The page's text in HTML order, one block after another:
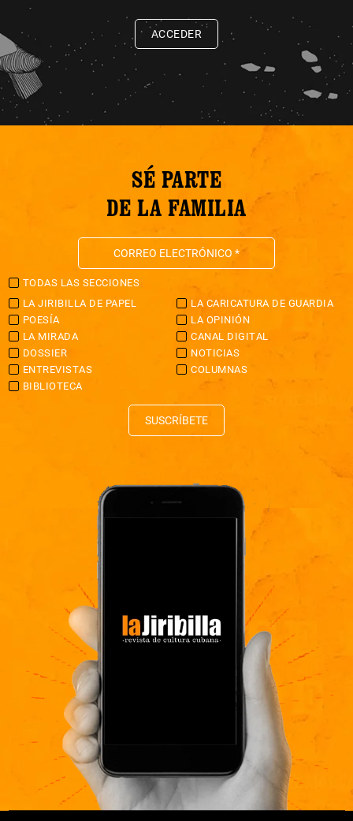
ACCEDER
SÉ PARTE
DE LA FAMILIA
TODAS LAS SECCIONES
LA JIRIBILLA DE PAPEL
LA CARICATURA DE GUARDIA
POESÍA
LA OPINIÓN
LA MIRADA
CANAL DIGITAL
DOSSIER
NOTICIAS
ENTREVISTAS
COLUMNAS
BIBLIOTECA
SUSCRÍBETE